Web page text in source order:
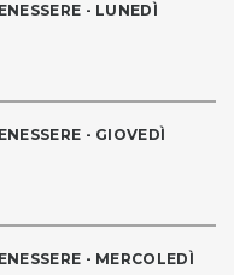
- LUNEDÌ
- GIOVEDÌ
- MERCOLEDÌ